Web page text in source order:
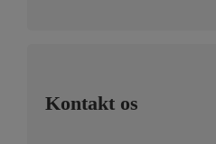
Kontakt os